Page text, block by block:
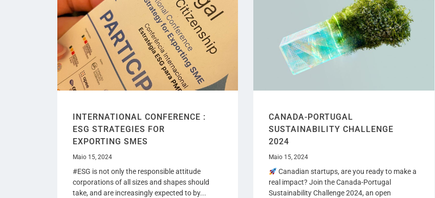
INTERNATIONAL CONFERENCE :
ESG STRATEGIES FOR
EXPORTING SMES
Maio 15, 2024
#ESG is not only the responsible attitude
corporations of all sizes and shapes should
take, and are increasingly expected to by...
CANADA-PORTUGAL
SUSTAINABILITY CHALLENGE
2024
Maio 15, 2024
Canadian startups, are you ready to make a
real impact? Join the Canada-Portugal
Sustainability Challenge 2024, an open